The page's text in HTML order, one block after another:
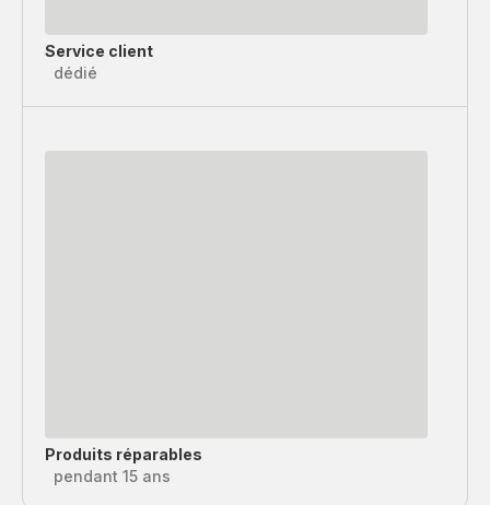
Service client
dédié
Produits réparables
pendant 15 ans